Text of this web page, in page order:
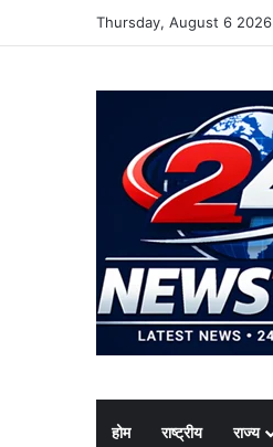
Thursday, August 6 2026
होम राष्ट्रीय राज्य